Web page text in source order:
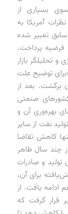
بسیاری از
آمریکا به
تعبیر شده
فرضیه پرداخت.
تحلیلگر بازار
توضیح علت
از آن برگشت. بعد از
افزایشی قیمت در سال 1973، کشورهای صنعتی
بهره‌وری آن و
نفت از سایر
کاهش تقاضا
چند سال ظاهر
و صادرات
کاهش‌یافته برای آن،
ادامه یافت. از
قرار گرفت که